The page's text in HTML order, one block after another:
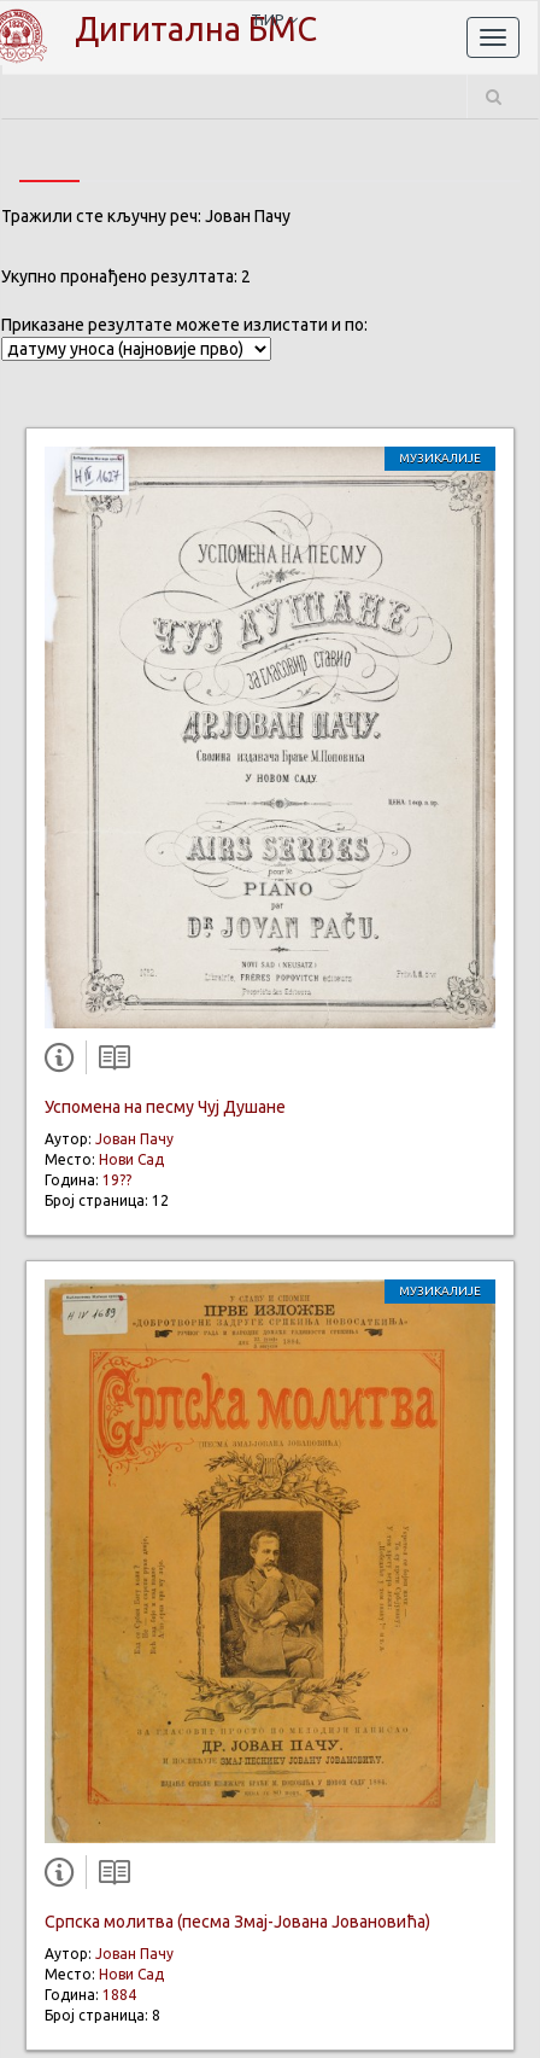
Дигитална БМС
ЋИР
Тражили сте кључну реч: Јован Пачу
Укупно пронађено резултата: 2
Приказане резултате можете излистати и по:
МУЗИКАЛИЈЕ
Успомена на песму Чуј Душане
Аутор: Јован Пачу
Место: Нови Сад
Година: 19??
Број страница: 12
МУЗИКАЛИЈЕ
Српска молитва (песма Змај-Јована Јовановића)
Аутор: Јован Пачу
Место: Нови Сад
Година: 1884
Број страница: 8